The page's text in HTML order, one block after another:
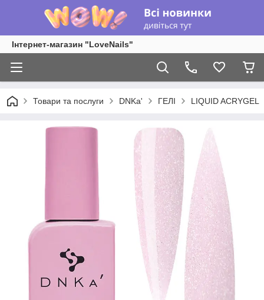
Інтернет-магазин "LoveNails"
Товари та послуги DNKa' ГЕЛІ LIQUID ACRYGEL